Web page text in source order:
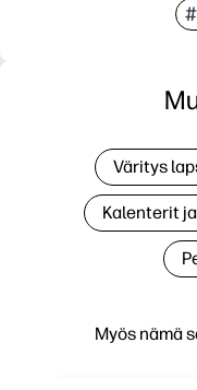
Myös nämä
Väritys
Kalenterit